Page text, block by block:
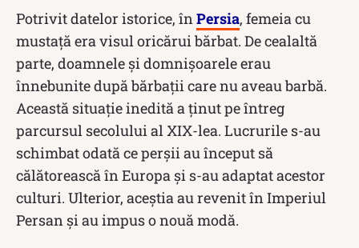
Potrivit datelor istorice, în Persia, femeia cu
mustață era visul oricărui bărbat. De cealaltă
parte, doamnele și domnișoarele erau
înnebunite după bărbații care nu aveau barbă.
Această situație inedită a ținut pe întreg
parcursul secolului al XIX-lea. Lucrurile s-au
schimbat odată ce perșii au început să
călătorească în Europa și s-au adaptat acestor
culturi. Ulterior, aceștia au revenit în Imperiul
Persan și au impus o nouă modă.